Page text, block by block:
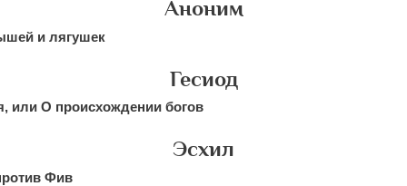
Аноним
и лягушек
Гесиод
или О происхождении богов
Эсхил
Фив